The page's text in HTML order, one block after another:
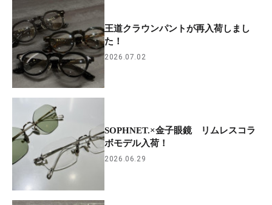
王道クラウンパントが再入荷しまし
た！
2026.07.02
SOPHNET.×金子眼鏡 リムレスコラ
ボモデル入荷！
2026.06.29